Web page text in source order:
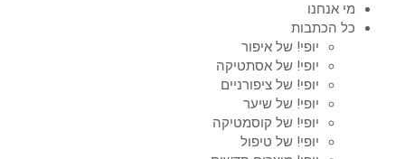
מי אנחנו
כל הכתבות
יופי! של איפור
יופי! של אסתטיקה
יופי! של ציפורניים
יופי! של שיער
יופי! של קוסמטיקה
יופי! של טיפול